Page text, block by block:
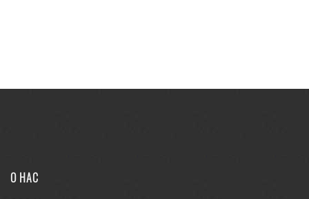
О НАС